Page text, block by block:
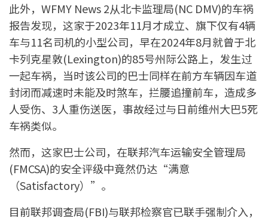
此外，WFMY News 2从北卡监理局(NC DMV)的车祸
报告发现，这家于2023年11月才成立、旗下仅有4辆
车与11名司机的小型公司，早在2024年8月就曾于北
卡列克星敦(Lexington)的85号州际公路上，发生过
一起车祸，当时该公司的巴士同样在前方车辆因车道
封闭而减速时未能及时煞车，拦腰追撞前车，造成多
人受伤、3人重伤送医，事故经过与日前维州大巴5死
车祸类似。
然而，这家巴士公司，在联邦汽车运输安全管理局
(FMCSA)的安全评级中竟然仍达“满意
（Satisfactory）”。
目前联邦调查局(FBI)与联邦检察官已联手强制介入，